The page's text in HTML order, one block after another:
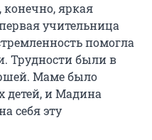
яркая
учительница
помогла
Трудности были в
Маме было
детей, и Мадина
себя эту